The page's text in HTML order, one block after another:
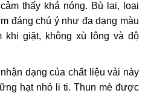
thấy khá nóng. Bù lại, loại
đáng chú ý như đa dạng màu
khi giặt, không xù lông và độ
dạng của chất liệu vải này
hạt nhỏ li ti. Thun mè được